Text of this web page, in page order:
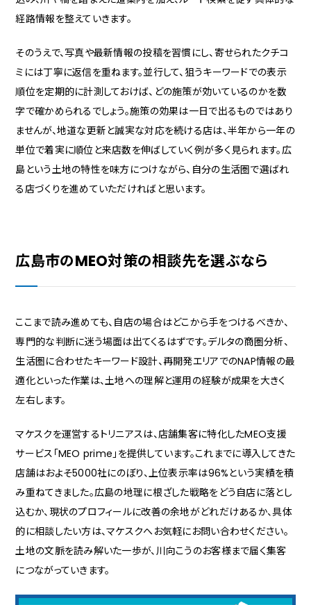
経路情報を整えていきます。
そのうえで、写真や最新情報の投稿を習慣にし、寄せられたクチコ
ミには丁寧に返信を重ねます。並行して、狙うキーワードでの表示
順位を定期的に計測しておけば、どの施策が効いているのかを数
字で確かめられるでしょう。施策の効果は一日で出るものではあり
ませんが、地道な更新と誠実な対応を続ける店は、半年から一年の
単位で着実に順位と来店数を伸ばしていく例が多く見られます。広
島という土地の特性を味方につけながら、自分の生活圏で選ばれ
る店づくりを進めていただければと思います。
広島市のMEO対策の相談先を選ぶなら
ここまで読み進めても、自店の場合はどこから手をつけるべきか、
専門的な判断に迷う場面は出てくるはずです。デルタの商圏分析、
生活圏に合わせたキーワード設計、再開発エリアでのNAP情報の最
適化といった作業は、土地への理解と運用の経験が成果を大きく
左右します。
マケスクを運営するトリニアスは、店舗集客に特化したMEO支援
サービス「MEO prime」を提供しています。これまでに導入してきた
店舗はおよそ5000社にのぼり、上位表示率は96%という実績を積
み重ねてきました。広島の地理に根ざした戦略をどう自店に落とし
込むか、現状のプロフィールに改善の余地がどれだけあるか、具体
的に相談したい方は、マケスクへお気軽にお問い合わせください。
土地の文脈を読み解いた一歩が、川向こうのお客様まで届く集客
につながっていきます。